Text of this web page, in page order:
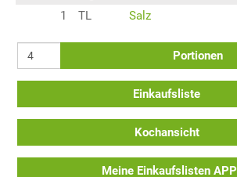
1
TL Salz
Portionen
Einkaufsliste
Kochansicht
Meine Einkaufslisten APP